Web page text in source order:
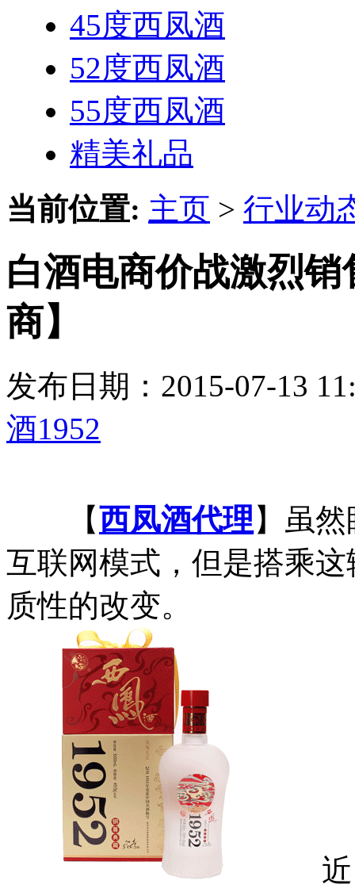
45度西凤酒
52度西凤酒
55度西凤酒
精美礼品
当前位置: 主页 > 行业动
白酒电商价战激烈
商】
发布日期：2015-07-13
酒1952
【西凤酒代理 】虽
互联网模式，但是搭乘
质性的改变。
近日